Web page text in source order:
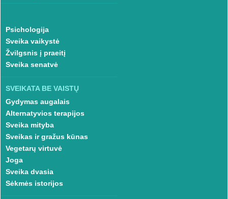
Psichologija
Sveika vaikystė
Žvilgsnis į praeitį
Sveika senatvė
SVEIKATA BE VAISTŲ
Gydymas augalais
Alternatyvios terapijos
Sveika mityba
Sveikas ir gražus kūnas
Vegetarų virtuvė
Joga
Sveika dvasia
Sėkmės istorijos